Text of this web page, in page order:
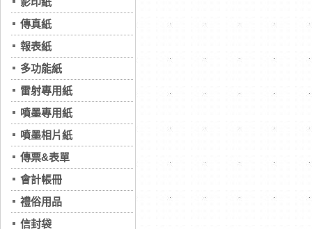
傳真紙
報表紙
多功能紙
雷射專用紙
噴墨專用紙
噴墨相片紙
傳票&表單
會計帳冊
禮俗用品
信封袋